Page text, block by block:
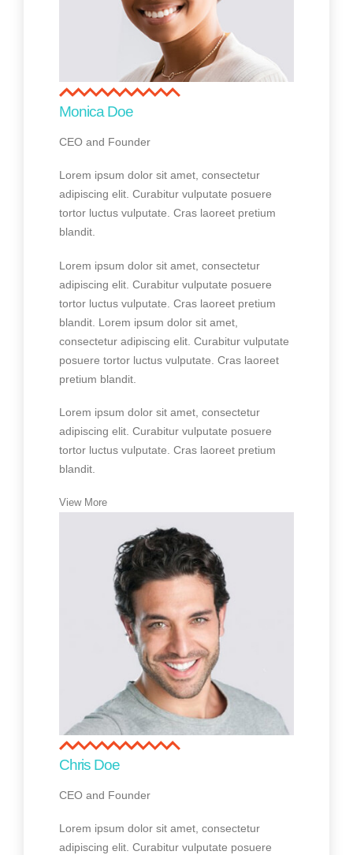
Monica Doe
CEO and Founder
Lorem ipsum dolor sit amet, consectetur
adipiscing elit. Curabitur vulputate posuere
tortor luctus vulputate. Cras laoreet pretium
blandit.
Lorem ipsum dolor sit amet, consectetur
adipiscing elit. Curabitur vulputate posuere
tortor luctus vulputate. Cras laoreet pretium
blandit. Lorem ipsum dolor sit amet,
consectetur adipiscing elit. Curabitur vulputate
posuere tortor luctus vulputate. Cras laoreet
pretium blandit.
Lorem ipsum dolor sit amet, consectetur
adipiscing elit. Curabitur vulputate posuere
tortor luctus vulputate. Cras laoreet pretium
blandit.
View More
Chris Doe
CEO and Founder
Lorem ipsum dolor sit amet, consectetur
adipiscing elit. Curabitur vulputate posuere